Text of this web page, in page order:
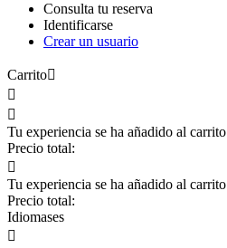
Consulta tu reserva
Identificarse
Crear un usuario
Carrito


Tu experiencia se ha añadido al carrito
Precio total:

Tu experiencia se ha añadido al carrito
Precio total:
Idiomases
